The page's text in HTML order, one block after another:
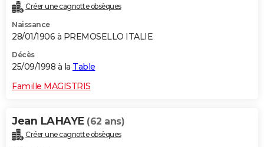
Créer une cagnotte obsèques
Naissance
28/01/1906 à PREMOSELLO ITALIE
Décès
25/09/1998 à la Table
Famille MAGISTRIS
Jean LAHAYE (62 ans)
Créer une cagnotte obsèques